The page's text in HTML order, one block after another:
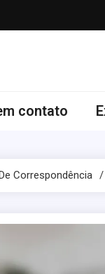
contato
Correspondência